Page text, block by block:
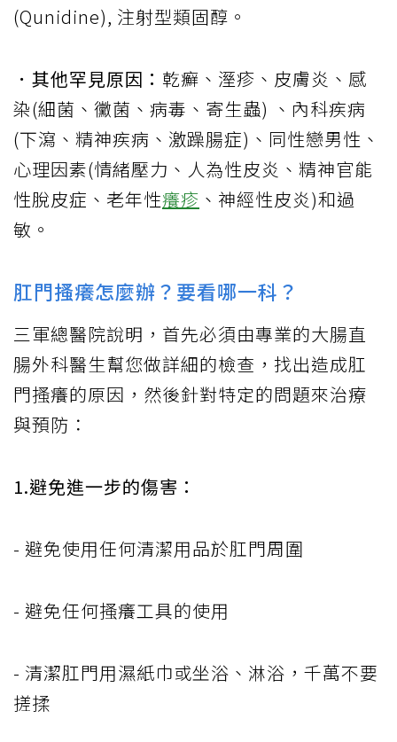
(Qunidine), 注射型類固醇。
．其他罕見原因： 乾癬、溼疹、皮膚炎、感
染(細菌、黴菌、病毒、寄生蟲) 、內科疾病
(下瀉、精神疾病、激躁腸症)、同性戀男性、
心理因素(情緒壓力、人為性皮炎、精神官能
性脫皮症、老年性癢疹 、神經性皮炎)和過
敏。
肛門搔癢怎麼辦？要看哪一科？
三軍總醫院說明，首先必須由專業的大腸直
腸外科醫生幫您做詳細的檢查，找出造成肛
門搔癢的原因，然後針對特定的問題來治療
與預防：
1.避免進一步的傷害：
- 避免使用任何清潔用品於肛門周圍
- 避免任何搔癢工具的使用
- 清潔肛門用濕紙巾或坐浴、淋浴，千萬不要
搓揉